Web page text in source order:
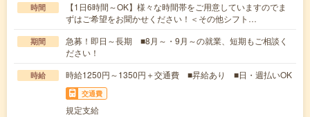
時間
【1日6時間～OK】様々な時間帯をご用意していますのでま
ずはご希望をお聞かせください！＜その他シフト…
期間
急募！即日～長期 ■8月～・9月～の就業、短期もご相談く
ださい！
時給 時給1250円～1350円＋交通費 ■昇給あり ■日・週払いOK
交通費
規定支給